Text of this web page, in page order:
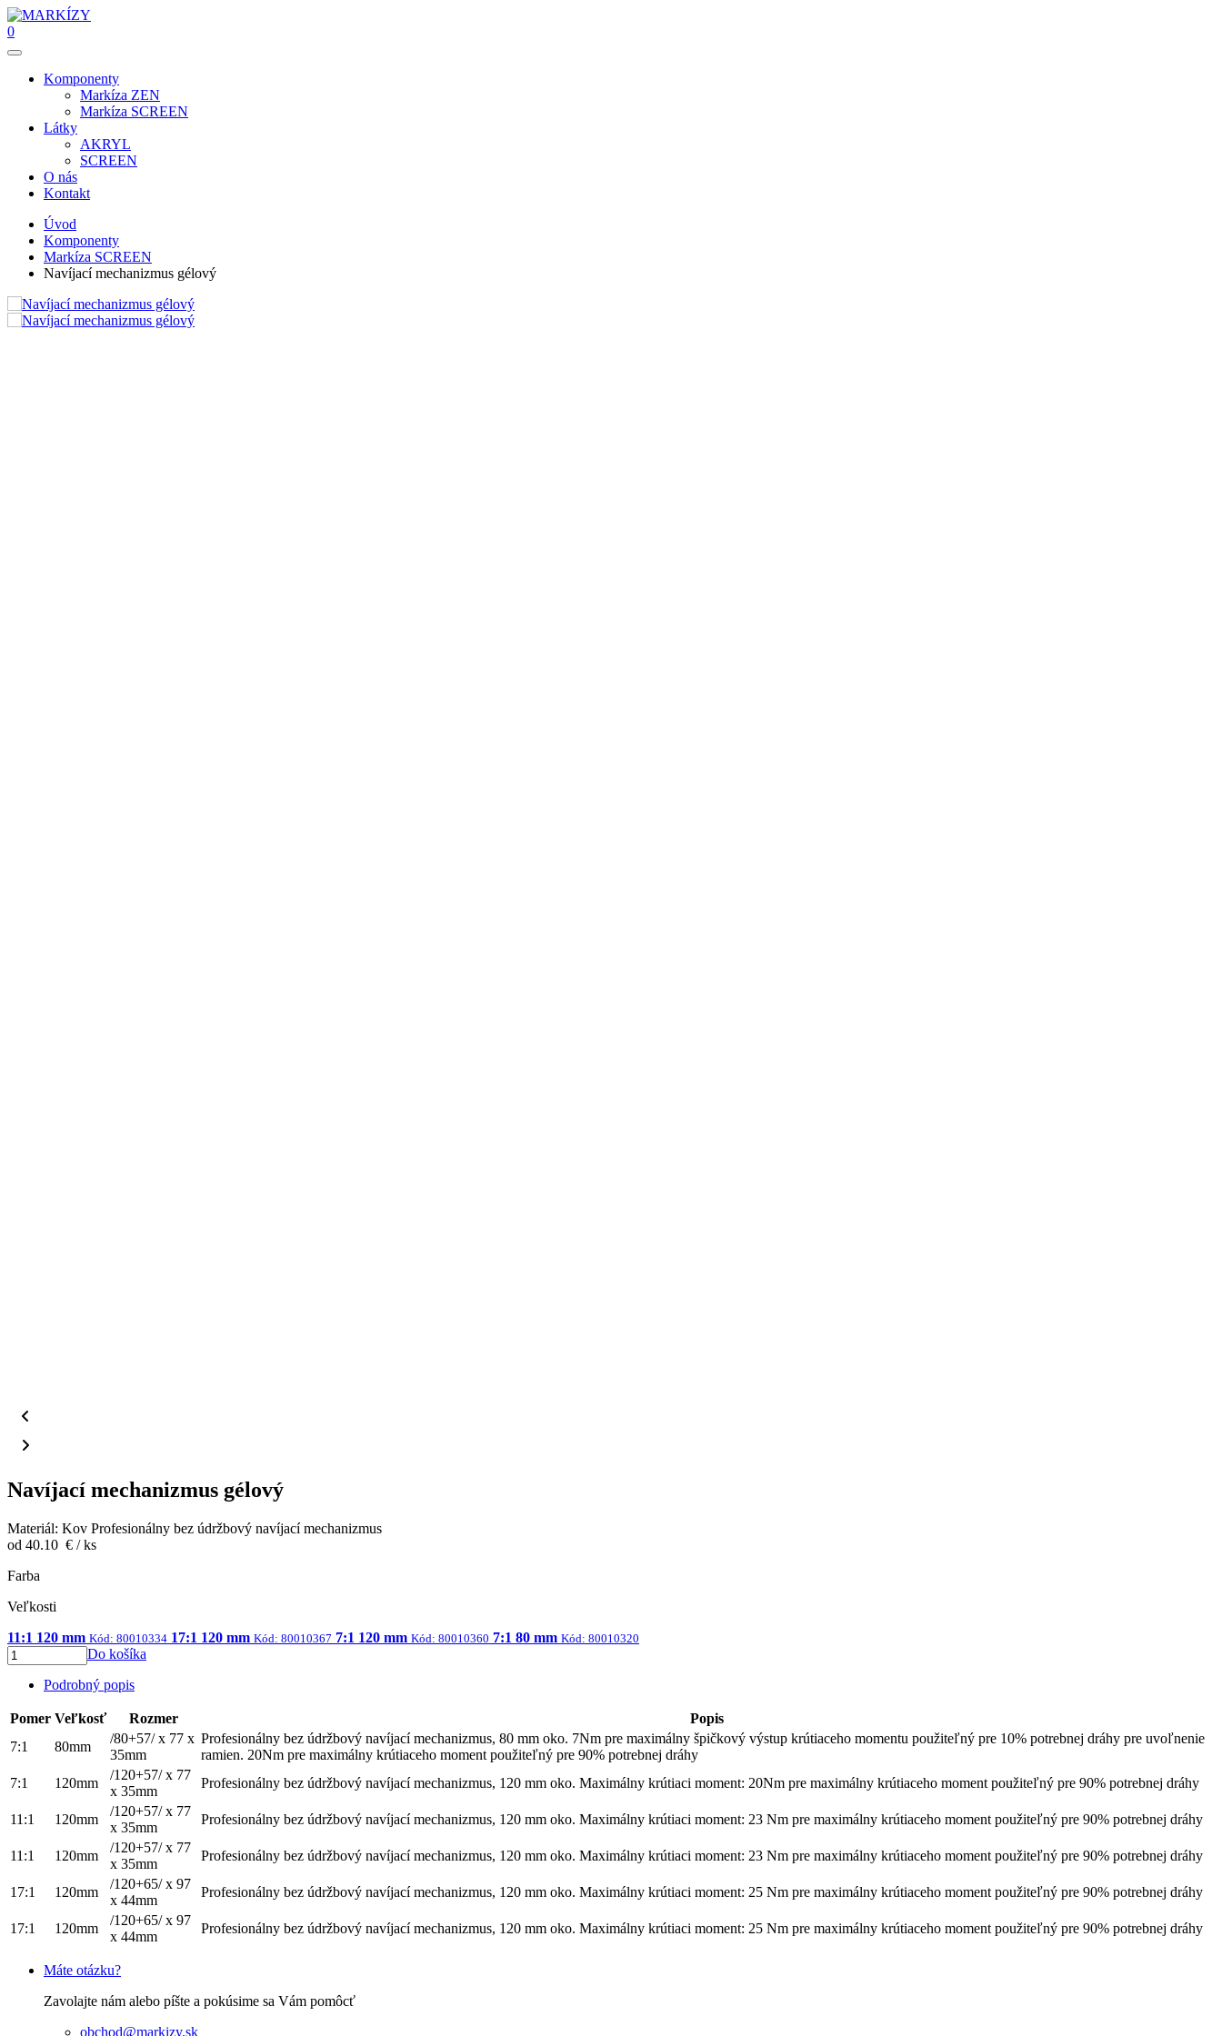
0
Komponenty
Markíza ZEN
Markíza SCREEN
Látky
AKRYL
SCREEN
O nás
Kontakt
Úvod
Komponenty
Markíza SCREEN
Navíjací mechanizmus gélový
Navíjací mechanizmus gélový
Materiál: Kov Profesionálny bez údržbový navíjací mechanizmus
od 40.10 € / ks
Farba
Veľkosti
11:1 120 mm Kód: 80010334 17:1 120 mm Kód: 80010367 7:1 120 mm Kód: 80010360 7:1 80 mm Kód: 80010320
Do košíka
Podrobný popis
Pomer Veľkosť Rozmer
Popis
7:1
80mm
/80+57/ x 77 x
35mm
Profesionálny bez údržbový navíjací mechanizmus, 80 mm oko. 7Nm pre maximálny špičkový výstup krútiaceho momentu použiteľný pre 10% potrebnej dráhy pre uvoľnenie
ramien. 20Nm pre maximálny krútiaceho moment použiteľný pre 90% potrebnej dráhy
7:1
120mm
/120+57/ x 77
x 35mm
Profesionálny bez údržbový navíjací mechanizmus, 120 mm oko. Maximálny krútiaci moment: 20Nm pre maximálny krútiaceho moment použiteľný pre 90% potrebnej dráhy
11:1 120mm
/120+57/ x 77
x 35mm
Profesionálny bez údržbový navíjací mechanizmus, 120 mm oko. Maximálny krútiaci moment: 23 Nm pre maximálny krútiaceho moment použiteľný pre 90% potrebnej dráhy
11:1 120mm
/120+57/ x 77
x 35mm
Profesionálny bez údržbový navíjací mechanizmus, 120 mm oko. Maximálny krútiaci moment: 23 Nm pre maximálny krútiaceho moment použiteľný pre 90% potrebnej dráhy
17:1 120mm
/120+65/ x 97
x 44mm
Profesionálny bez údržbový navíjací mechanizmus, 120 mm oko. Maximálny krútiaci moment: 25 Nm pre maximálny krútiaceho moment použiteľný pre 90% potrebnej dráhy
17:1 120mm
/120+65/ x 97
x 44mm
Profesionálny bez údržbový navíjací mechanizmus, 120 mm oko. Maximálny krútiaci moment: 25 Nm pre maximálny krútiaceho moment použiteľný pre 90% potrebnej dráhy
Máte otázku?
Zavolajte nám alebo píšte a pokúsime sa Vám pomôcť
obchod@markizy.sk